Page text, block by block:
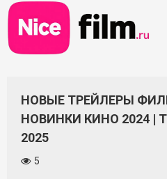
Skip
to
content
НОВЫЕ ТРЕЙЛЕРЫ
НОВИНКИ КИНО 2024 |
2025
5